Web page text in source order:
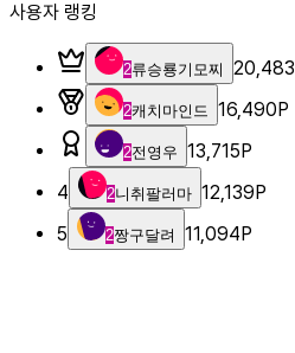
사용자 랭킹
2류승룡기모찌 20,483
2캐치마인드 16,490P
2전영우 13,715P
4
2니취팔러마 12,139P
5
2짱구달려 11,094P